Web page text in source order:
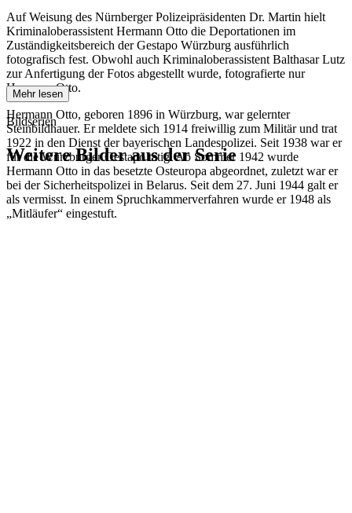
Auf Weisung des Nürnberger Polizeipräsidenten Dr. Martin hielt
Kriminaloberassistent Hermann Otto die Deportationen im
Zuständigkeitsbereich der Gestapo Würzburg ausführlich
fotografisch fest. Obwohl auch Kriminaloberassistent Balthasar Lutz
zur Anfertigung der Fotos abgestellt wurde, fotografierte nur
Hermann Otto.
Hermann Otto, geboren 1896 in Würzburg, war gelernter
Steinbildhauer. Er meldete sich 1914 freiwillig zum Militär und trat
1922 in den Dienst der bayerischen Landespolizei. Seit 1938 war er
für die Würzburger Gestapo tätig. Ab Sommer 1942 wurde
Hermann Otto in das besetzte Osteuropa abgeordnet, zuletzt war er
bei der Sicherheitspolizei in Belarus. Seit dem 27. Juni 1944 galt er
als vermisst. In einem Spruchkammerverfahren wurde er 1948 als
„Mitläufer“ eingestuft.
Mehr lesen
Bildserien
Weitere Bilder aus der Serie
1941 Würzburg
1941 Würzburg
1941 Würzburg